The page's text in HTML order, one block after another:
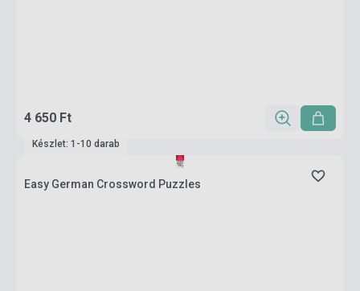
4 650 Ft
Készlet: 1-10 darab
Easy German Crossword Puzzles